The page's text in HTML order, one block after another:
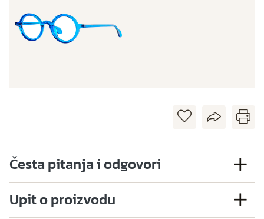
Česta pitanja i odgovori
Upit o proizvodu